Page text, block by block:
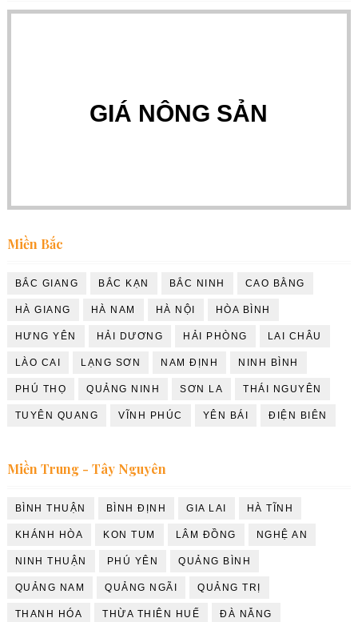
GIÁ NÔNG SẢN
Miền Bắc
BẮC GIANG BẮC KẠN BẮC NINH CAO BẰNG
HÀ GIANG HÀ NAM HÀ NỘI HÒA BÌNH
HƯNG YÊN HẢI DƯƠNG HẢI PHÒNG LAI CHÂU
LÀO CAI LẠNG SƠN NAM ĐỊNH NINH BÌNH
PHÚ THỌ QUẢNG NINH SƠN LA THÁI NGUYÊN
TUYÊN QUANG VĨNH PHÚC YÊN BÁI ĐIỆN BIÊN
Miền Trung - Tây Nguyên
BÌNH THUẬN BÌNH ĐỊNH GIA LAI HÀ TĨNH
KHÁNH HÒA KON TUM LÂM ĐỒNG NGHỆ AN
NINH THUẬN PHÚ YÊN QUẢNG BÌNH
QUẢNG NAM QUẢNG NGÃI QUẢNG TRỊ
THANH HÓA THỪA THIÊN HUẾ ĐÀ NẴNG